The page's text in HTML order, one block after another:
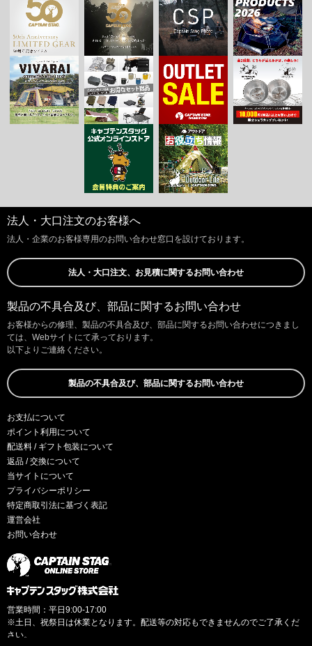
法人・大口注文のお客様へ
法人・企業のお客様専用のお問い合わせ窓口を設けております。
法人・大口注文、お見積に関するお問い合わせ
製品の不具合及び、部品に関するお問い合わせ
お客様からの修理、製品の不具合及び、部品に関するお問い合わせにつきまし
ては、Webサイトにて承っております。
以下よりご連絡ください。
製品の不具合及び、部品に関するお問い合わせ
お支払について
ポイント利用について
配送料 / ギフト包装について
返品 / 交換について
当サイトについて
プライバシーポリシー
特定商取引法に基づく表記
運営会社
お問い合わせ
営業時間：平日9:00-17:00
※土日、祝祭日は休業となります。配送等の対応もできませんのでご了承くだ
さい。